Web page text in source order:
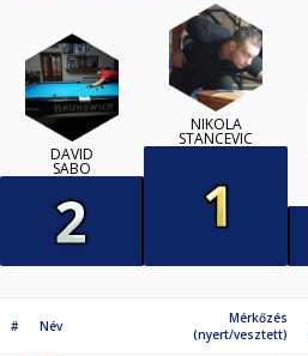
DAVID
SABO
NIKOLA
STANCEVIC
# Név
Mérkőzés
(nyert/vesztett)